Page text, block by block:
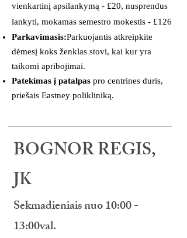
vienkartinį apsilankymą - £20, nusprendus
lankyti, mokamas semestro mokestis - £126
Parkavimasis:Parkuojantis atkreipkite
dėmesį koks ženklas stovi, kai kur yra
taikomi apribojimai.
Patekimas į patalpas pro centrines duris,
priešais Eastney polikliniką.
BOGNOR REGIS,
JK
Sekmadieniais nuo 10:00 -
13:00val.